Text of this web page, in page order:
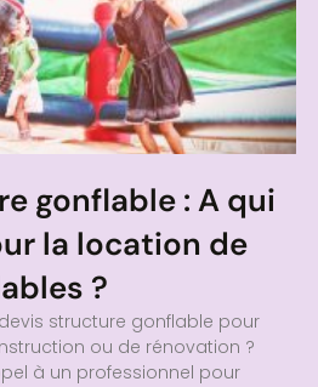
gonflable : A qui
la location de
?
structure gonflable pour
ou de rénovation ?
à un professionnel pour